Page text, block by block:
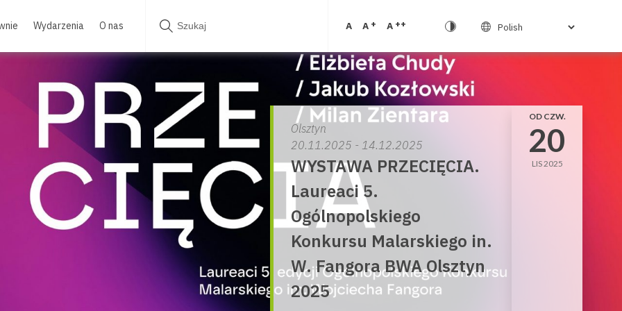
Wydarzenia O nas A A + A ++
Olsztyn
20.11.2025 - 14.12.2025
WYSTAWA PRZECIĘCIA.
Laureaci 5.
Ogólnopolskiego
Konkursu Malarskiego in.
W. Fangora BWA Olsztyn
2025
OD CZW.
20
LIS 2025